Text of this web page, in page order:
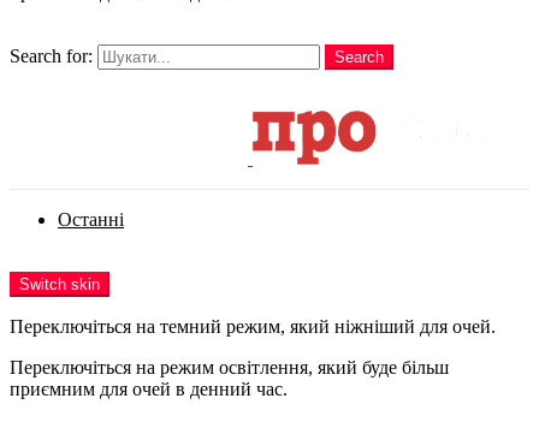
Search for:
Search
Останні
Switch skin
Переключіться на темний режим, який ніжніший для очей.
Переключіться на режим освітлення, який буде більш
приємним для очей в денний час.